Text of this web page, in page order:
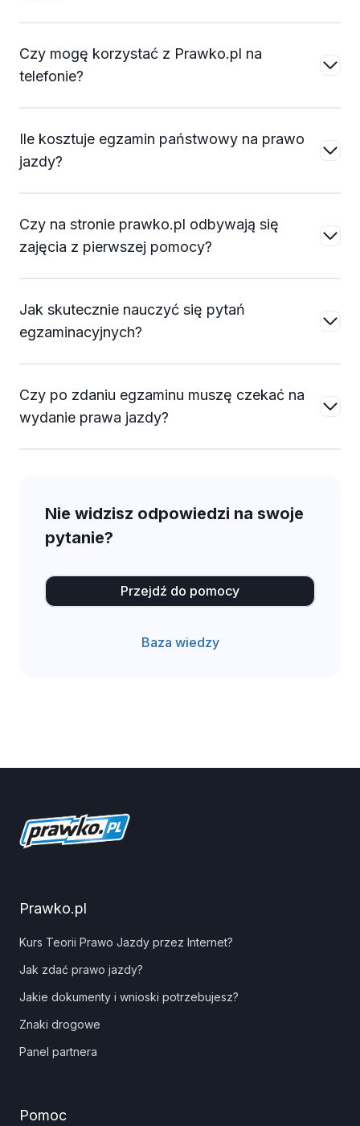
Czy mogę korzystać z Prawko.pl na
telefonie?
Ile kosztuje egzamin państwowy na prawo
jazdy?
Czy na stronie prawko.pl odbywają się
zajęcia z pierwszej pomocy?
Jak skutecznie nauczyć się pytań
egzaminacyjnych?
Czy po zdaniu egzaminu muszę czekać na
wydanie prawa jazdy?
Nie widzisz odpowiedzi na swoje
pytanie?
Przejdź do pomocy
Baza wiedzy
Prawko.pl
Kurs Teorii Prawo Jazdy przez Internet?
Jak zdać prawo jazdy?
Jakie dokumenty i wnioski potrzebujesz?
Znaki drogowe
Panel partnera
Pomoc